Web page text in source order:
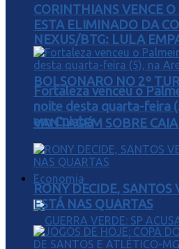
NEXUS/BTG: LULA
BOLSONARO NO 2º
VANTAGEM SOBRE
Economia
CORINTHIANS VENCE
ESTA ELIMINADO DA
Fortaleza venceu o
noite desta quarta-feira
em Cuiabá
RONY DECIDE, SANTOS
ESTÁ NAS QUARTAS